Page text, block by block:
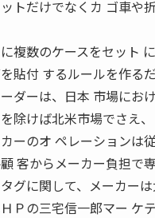
トだけでなくカ ゴ車や
複数のケースをセット
貼付 するルールを作る
ダーは、日本 市場にお
除けば北米市場でさえ
ーのオ ペレーションは
客からメーカー負担で
タグに関して、メーカー
Ｐの三宅信一郎マー ケ